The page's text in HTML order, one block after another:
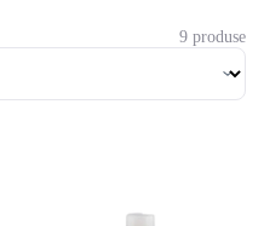
9 produse